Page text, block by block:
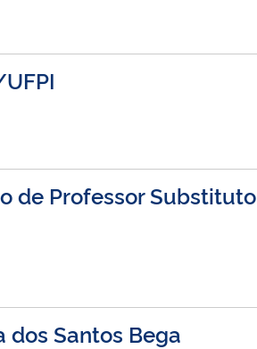
de Professor Substituto
dos Santos Bega